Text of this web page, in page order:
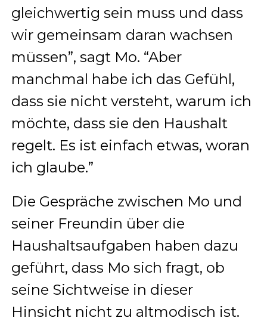
gleichwertig sein muss und dass
wir gemeinsam daran wachsen
müssen”, sagt Mo. “Aber
manchmal habe ich das Gefühl,
dass sie nicht versteht, warum ich
möchte, dass sie den Haushalt
regelt. Es ist einfach etwas, woran
ich glaube.”
Die Gespräche zwischen Mo und
seiner Freundin über die
Haushaltsaufgaben haben dazu
geführt, dass Mo sich fragt, ob
seine Sichtweise in dieser
Hinsicht nicht zu altmodisch ist.